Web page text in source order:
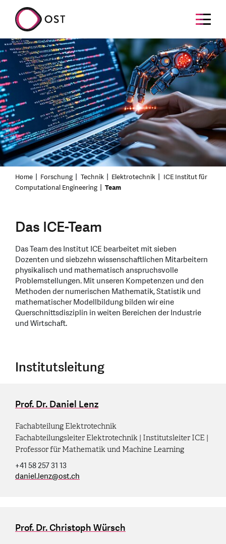
Home Forschung Technik Elektrotechnik
ICE Institut für
Computational Engineering
Team
Das ICE-Team
Das Team des Institut ICE bearbeitet mit sieben
Dozenten und siebzehn wissenschaftlichen Mitarbeitern
physikalisch und mathematisch anspruchsvolle
Problemstellungen. Mit unseren Kompetenzen und den
Methoden der numerischen Mathematik, Statistik und
mathematischer Modellbildung bilden wir eine
Querschnittsdisziplin in weiten Bereichen der Industrie
und Wirtschaft.
Institutsleitung
Prof. Dr. Daniel Lenz
Fachabteilung Elektrotechnik
Fachabteilungsleiter Elektrotechnik | Institutsleiter ICE |
Professor für Mathematik und Machine Learning
+41 58 257 31 13
daniel.lenz@ost.ch
Prof. Dr. Christoph Würsch